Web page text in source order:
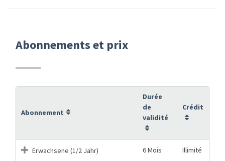
Abonnements et prix
Abonnement
Durée
de
validité
Crédit
Erwachsene (1/2 Jahr) 6 Mois Illimité